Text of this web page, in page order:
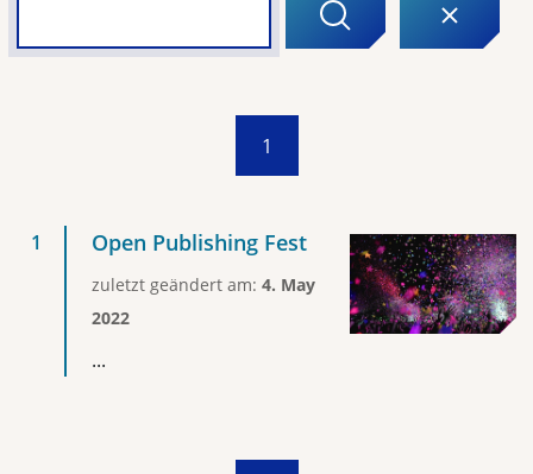
1
Open Publishing Fest
zuletzt geändert am: 4. May
2022
...